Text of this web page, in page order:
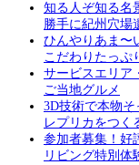
知る人ぞ知る名
勝手に紀州穴場
ひんやりあま〜
こだわりたっぷ
サービスエリア
ご当地グルメ
3D技術で本物そ
レプリカをつく
参加者募集！好
リビング特別体